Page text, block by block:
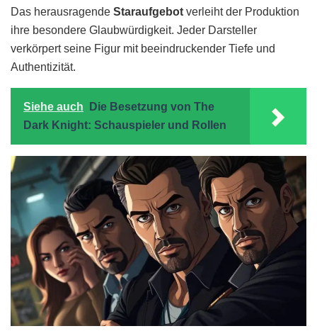
Das herausragende Staraufgebot verleiht der Produktion
ihre besondere Glaubwürdigkeit. Jeder Darsteller
verkörpert seine Figur mit beeindruckender Tiefe und
Authentizität.
Siehe auch
Die Besetzung von The
Dark Knight: Schauspieler und Rollen